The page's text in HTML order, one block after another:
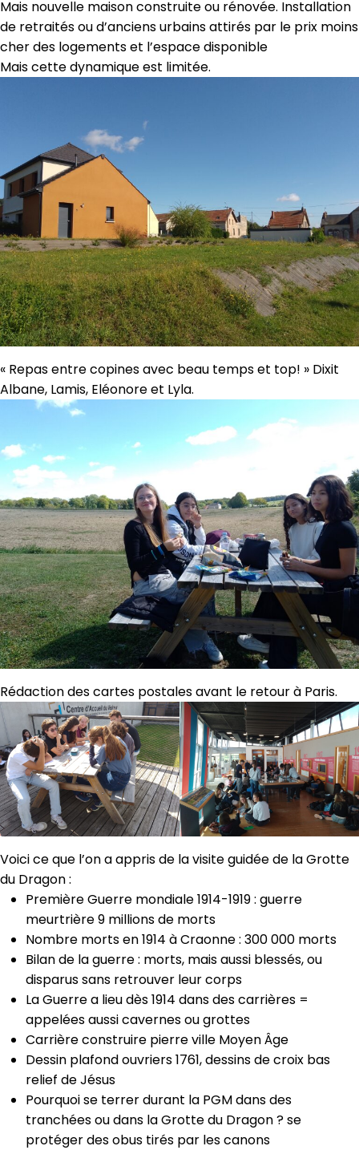
Mais nouvelle maison construite ou rénovée. Installation
de retraités ou d’anciens urbains attirés par le prix moins
cher des logements et l’espace disponible
Mais cette dynamique est limitée.
« Repas entre copines avec beau temps et top! » Dixit
Albane, Lamis, Eléonore et Lyla.
Rédaction des cartes postales avant le retour à Paris.
Voici ce que l’on a appris de la visite guidée de la Grotte
du Dragon :
Première Guerre mondiale 1914-1919 : guerre
meurtrière 9 millions de morts
Nombre morts en 1914 à Craonne : 300 000 morts
Bilan de la guerre : morts, mais aussi blessés, ou
disparus sans retrouver leur corps
La Guerre a lieu dès 1914 dans des carrières =
appelées aussi cavernes ou grottes
Carrière construire pierre ville Moyen Âge
Dessin plafond ouvriers 1761, dessins de croix bas
relief de Jésus
Pourquoi se terrer durant la PGM dans des
tranchées ou dans la Grotte du Dragon ? se
protéger des obus tirés par les canons